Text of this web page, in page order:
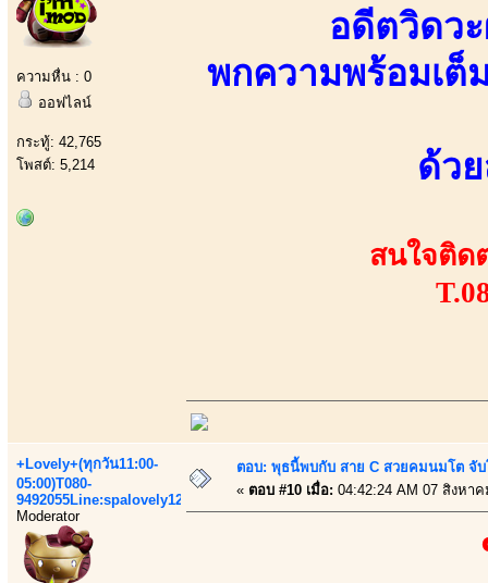
ความหื่น : 0
ออฟไลน์
กระทู้: 42,765
โพสต์: 5,214
อดีตวิดว
พกความพร้อมเต็
ด้ว
สนใจติด
+Lovely+(ทุกวัน11:00-
05:00)T080-
9492055Line:spalovely123
Moderator
ตอบ: พุธนี้พบกับ สาย C สวยคมนมโต จั
« ตอบ #10 เมื่อ: 04:42:24 AM 07 สิงหา